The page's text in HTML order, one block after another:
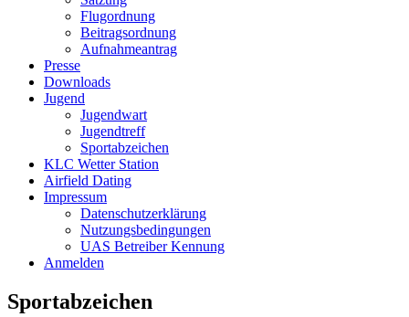
Flugordnung
Beitragsordnung
Aufnahmeantrag
Presse
Downloads
Jugend
Jugendwart
Jugendtreff
Sportabzeichen
KLC Wetter Station
Airfield Dating
Impressum
Datenschutzerklärung
Nutzungsbedingungen
UAS Betreiber Kennung
Anmelden
Sportabzeichen